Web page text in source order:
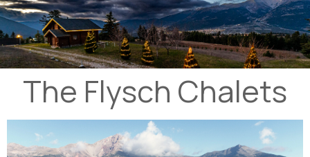
The Flysch Chalets